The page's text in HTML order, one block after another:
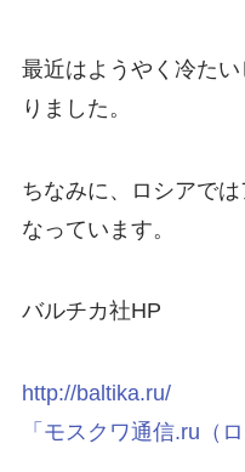
最近はようやく冷た
りました。
ちなみに、ロシアで
なっています。
バルチカ社HP
http://baltika.ru/
「モスクワ通信.ru（